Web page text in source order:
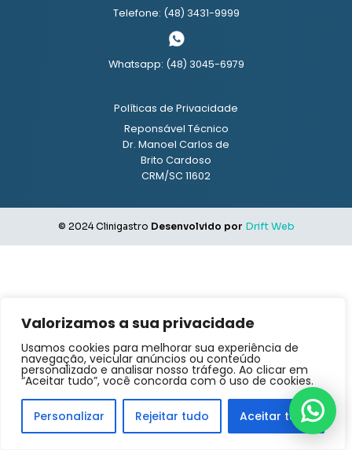
Valorizamos a sua privacidade
Usamos cookies para melhorar sua experiência de
navegação, veicular anúncios ou conteúdo
personalizado e analisar nosso tráfego. Ao clicar em
“Aceitar tudo”, você concorda com o uso de cookies.
Personalizar Rejeitar tudo Aceitar tudo
Telefone: (48) 3431-9999
Whatsapp: (48) 3045-6979
Políticas de Privacidade
Reponsável Técnico
Dr. Manoel Carlos de
Brito Cardoso
CRM/SC 11602
© 2024 Clinigastro Desenvolvido por Drift Web